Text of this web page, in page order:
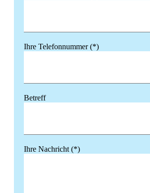
Ihre Telefonnummer (*)
Betreff
Ihre Nachricht (*)